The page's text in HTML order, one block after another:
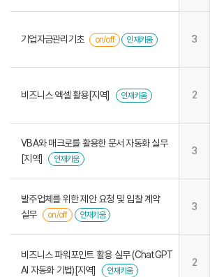
기업자금관리기초 on/off 인재키움 3
비즈니스 엑셀 활용[지역] 인재키움 2
VBA와 매크로를 활용한 문서 자동화 실무
[지역]
인재키움
3
발주업체를 위한 제안 요청 및 입찰 계약
실무
on/off 인재키움
3
비즈니스 파워포인트 활용 실무 (ChatGPT
AI 자동화 기법)[지역]
인재키움
2